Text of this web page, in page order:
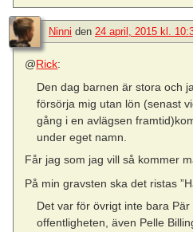
Ninni den 24 april, 2015 kl.
@Rick:
Den dag barnen är stora och
försörja mig utan lön (senast
gång i en avlägsen
under eget namn.
Får jag som jag vill så kommer
På min gravsten ska det ristas
Det var för övrigt inte bara
offentligheten, även Pelle